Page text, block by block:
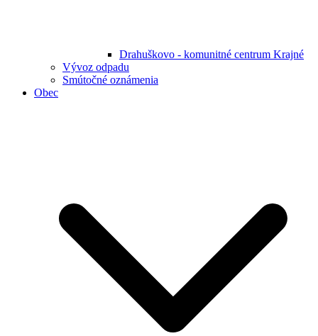
Drahuškovo - komunitné centrum Krajné
Vývoz odpadu
Smútočné oznámenia
Obec